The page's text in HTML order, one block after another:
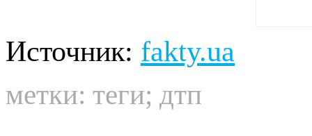
Источник: fakty.ua
метки: теги; дтп